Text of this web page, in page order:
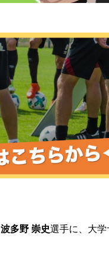
波多野 崇史選手に、大学